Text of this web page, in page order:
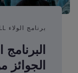
برنامج الولاء ALL